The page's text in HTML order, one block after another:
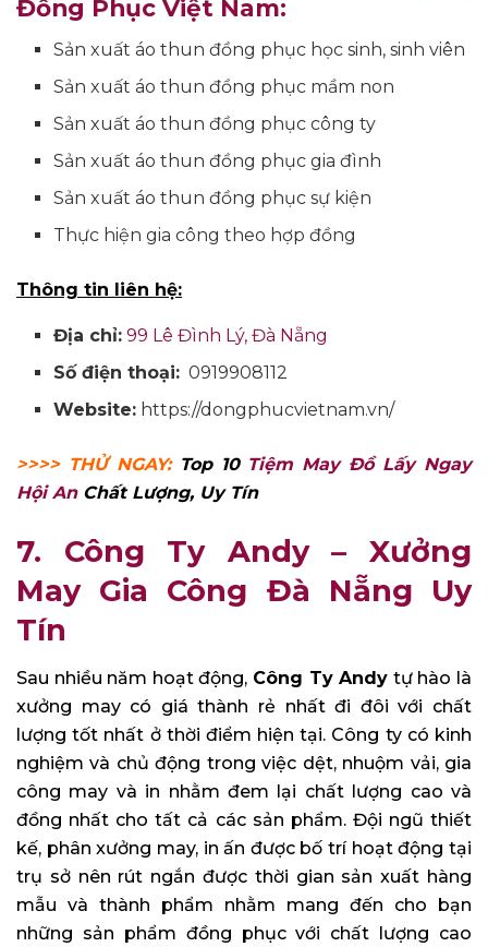
Đồng Phục Việt Nam:
Sản xuất áo thun đồng phục học sinh, sinh viên
Sản xuất áo thun đồng phục mầm non
Sản xuất áo thun đồng phục công ty
Sản xuất áo thun đồng phục gia đình
Sản xuất áo thun đồng phục sự kiện
Thực hiện gia công theo hợp đồng
Thông tin liên hệ:
Địa chỉ: 99 Lê Đình Lý, Đà Nẵng
Số điện thoại: 0919908112
Website: https://dongphucvietnam.vn/
>>>> THỬ NGAY: Top 10 Tiệm May Đồ Lấy Ngay
Hội AnChất Lượng, Uy Tín
7. Công Ty Andy – Xưởng
May Gia Công Đà Nẵng Uy
Tín
Sau nhiều năm hoạt động, Công Ty Andy tự hào là
xưởng may có giá thành rẻ nhất đi đôi với chất
lượng tốt nhất ở thời điểm hiện tại. Công ty có kinh
nghiệm và chủ động trong việc dệt, nhuộm vải, gia
công may và in nhằm đem lại chất lượng cao và
đồng nhất cho tất cả các sản phẩm. Đội ngũ thiết
kế, phân xưởng may, in ấn được bố trí hoạt động tại
trụ sở nên rút ngắn được thời gian sản xuất hàng
mẫu và thành phẩm nhằm mang đến cho bạn
những sản phẩm đồng phục với chất lượng cao